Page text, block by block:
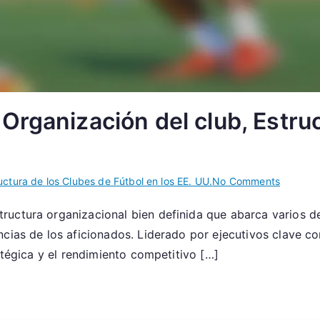
del club,
de los Clubes de Fútbol en los EE. UU.No Commentson
Jose
organizacional bien definida que abarca varios
de los aficionados. Liderado por ejecutivos clave
y el rendimiento competitivo […]